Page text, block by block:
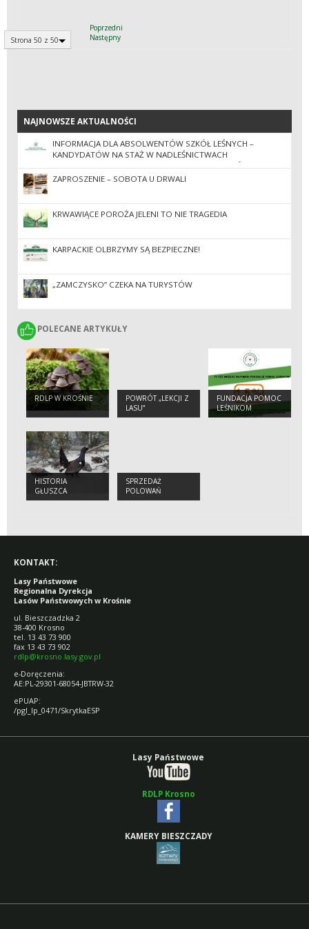
Strona 50 z 50
Poprzedni
Następny
NAJNOWSZE AKTUALNOŚCI
NAJNOWSZE AKTUALNOŚCI
INFORMACJA DLA ABSOLWENTÓW SZKÓŁ LEŚNYCH –
KANDYDATÓW NA STAŻ W NADLEŚNICTWACH
ZGRUPOWANYCH W REGIONALNEJ DYREKCJI LASÓW
PAŃSTWOWYCH W KROŚNIE W 2026 ROKU
ZAPROSZENIE – SOBOTA U DRWALI
KRWAWIĄCE POROŻA JELENI TO NIE TRAGEDIA
KARPACKIE OLBRZYMY SĄ BEZPIECZNE!
„ZAMCZYSKO” CZEKA NA TURYSTÓW
POLECANE ARTYKUŁY
POLECANE ARTYKUŁY
RDLP W KROŚNIE
POWRÓT „LEKCJI Z
LASU”
FUNDACJA POMOC
LEŚNIKOM
HISTORIA
GŁUSZCA
SPRZEDAŻ
POLOWAŃ
KONTAKT:
Lasy Państwowe
Regionalna Dyrekcja
Lasów Państwowych w Krośnie
ul. Bieszczadzka 2
38-400 Krosno
tel. 13 43 73 900
fax 13 43 73 902
rdlp@krosno.lasy.gov.pl
e-Doręczenia:
AE:PL-29301-68054-JBTRW-32
ePUAP:
/pgl_lp_0471/SkrytkaESP
Lasy Państwowe
RDLP Krosno
KAMERY BIESZCZADY